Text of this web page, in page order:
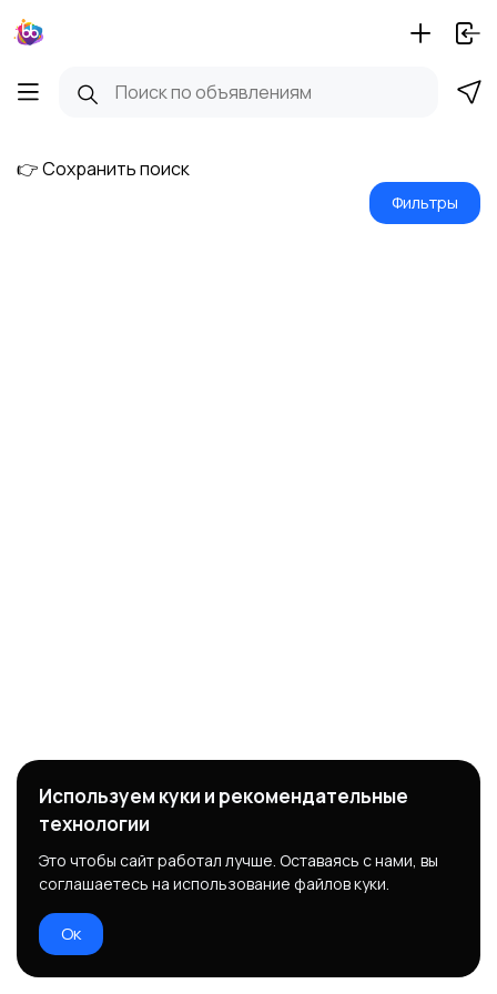
👉 Сохранить поиск
Фильтры
Используем куки и рекомендательные
технологии
Это чтобы сайт работал лучше. Оставаясь с нами, вы
соглашаетесь на использование файлов куки.
Ок